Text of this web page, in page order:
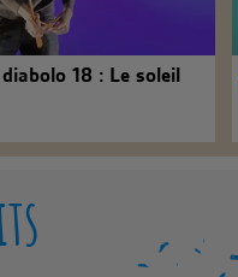
18 : Le soleil